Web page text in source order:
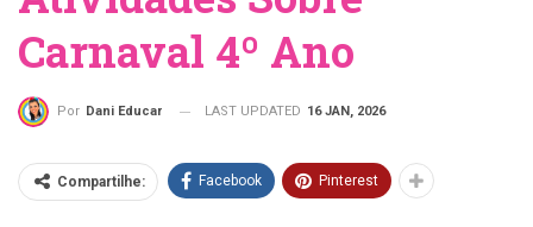
Carnaval 4º Ano
Por Dani Educar LAST UPDATED 16 JAN, 2026
Compartilhe: Facebook Pinterest